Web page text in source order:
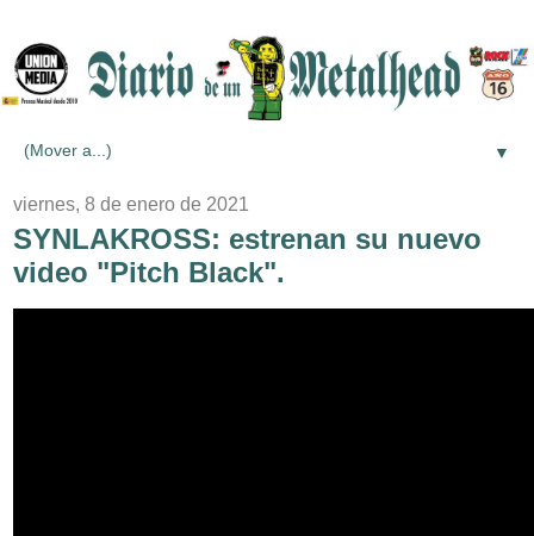
▼
viernes, 8 de enero de 2021
SYNLAKROSS: estrenan su nuevo
video "Pitch Black".